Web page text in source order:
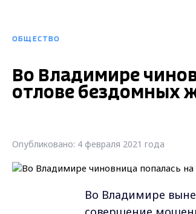
ОБЩЕСТВО
Во Владимире
отлове бездомных
Опубликовано: 4 февраля 2021 года
Во Владимире